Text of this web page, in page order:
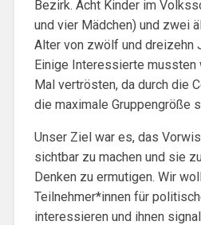
Bezirk. Acht Kinder im
und vier Mädchen) und zwei
Alter von zwölf und dreizehn
Einige Interessierte mussten
Mal vertrösten, da durch die
die maximale Gruppengröße
Unser Ziel war es, das
sichtbar zu machen und sie
Denken zu ermutigen. Wir
Teilnehmer*innen für
interessieren und ihnen